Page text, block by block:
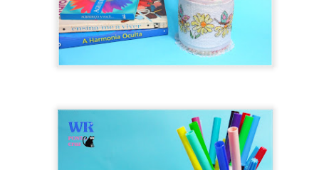
meu canalno Youtube.É um gráfico simples e fácil
lindo em toalhinhas ou panos de pratos.